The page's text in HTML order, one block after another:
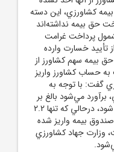
کشاورزي، اين دسته
حق بيمه نداشته‌اند
پرداخت غرامت
تأييد خسارت وارده
بيمه سهم کشاورز از
حساب کشاورز واريز
گفت: با توجه به
مي‌شود بالغ بر
10 همت غرامت به گندمکاران پرداخت شود، درحالي که تنها 2.2
بيمه واريز شده
وزارت جهاد کشاورزي